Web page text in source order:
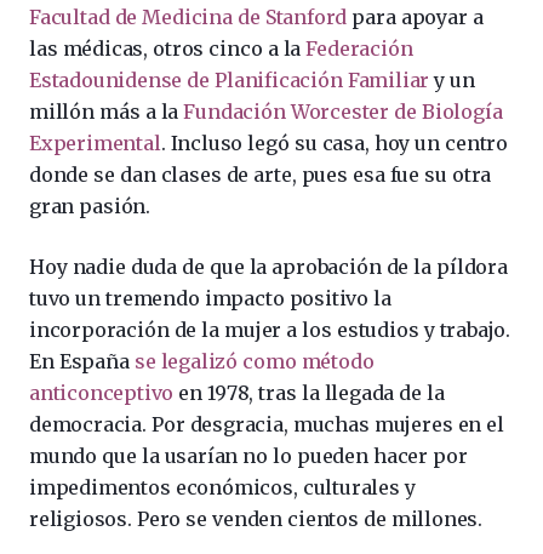
Facultad de Medicina de Stanford para apoyar a
las médicas, otros cinco a laFederación
Estadounidense de Planificación Familiar y un
millón más a laFundación Worcester de Biología
Experimental. Incluso legó su casa, hoy un centro
donde se dan clases de arte, pues esa fue su otra
gran pasión.
Hoy nadie duda de que la aprobación de la píldora
tuvo un tremendo impacto positivo la
incorporación de la mujer a los estudios y trabajo.
En España se legalizó como método
anticonceptivo en 1978, tras la llegada de la
democracia. Por desgracia, muchas mujeres en el
mundo que la usarían no lo pueden hacer por
impedimentos económicos, culturales y
religiosos. Pero se venden cientos de millones.